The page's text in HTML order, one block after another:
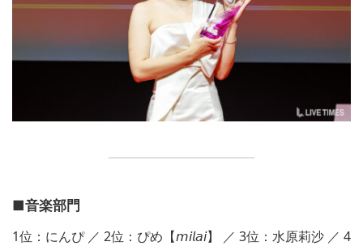
■音楽部門
1位：にんぴ ／ 2位：ぴめ【𝘮𝘪𝘭𝘢𝘪】 ／ 3位：水原莉沙 ／ 4